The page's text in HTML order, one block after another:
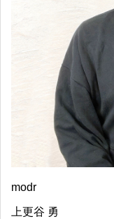
modr
上更谷 勇